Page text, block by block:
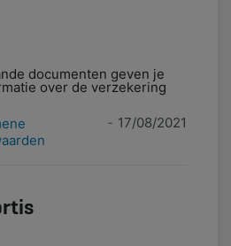
documenten geven je
over de verzekering
17/08/2021